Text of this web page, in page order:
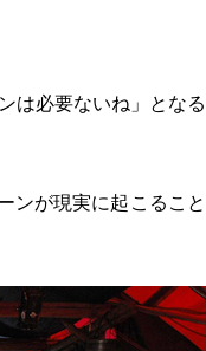
は必要ないね」となる
ンが現実に起こること